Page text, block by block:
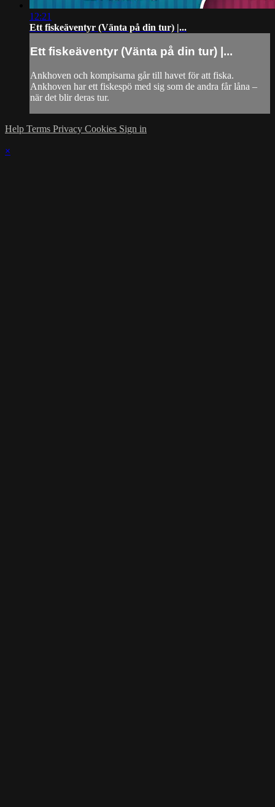
12:21
Ett fiskeäventyr (Vänta på din tur) |...
Ett fiskeäventyr (Vänta på din tur) |...
Ankhoven och kompisarna går till havet för att fiska.
Ankhoven har ett fiskespö med sig som de andra får låna –
när det blir deras tur.
Help Terms Privacy Cookies Sign in
×